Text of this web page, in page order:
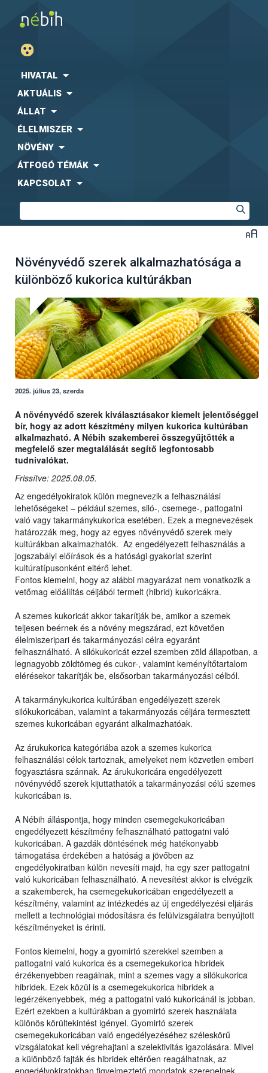
HIVATAL
AKTUÁLIS
ÁLLAT
ÉLELMISZER
NÖVÉNY
ÁTFOGÓ TÉMÁK
KAPCSOLAT
Növényvédő szerek alkalmazhatósága a
különböző kukorica kultúrákban
2025. július 23, szerda
A növényvédő szerek kiválasztásakor kiemelt jelentőséggel
bír, hogy az adott készítmény milyen kukorica kultúrában
alkalmazható. A Nébih szakemberei összegyűjtötték a
megfelelő szer megtalálását segítő legfontosabb
tudnivalókat.
Frissítve: 2025.08.05.
Az engedélyokiratok külön megnevezik a felhasználási
lehetőségeket – például szemes, siló-, csemege-, pattogatni
való vagy takarmánykukorica esetében. Ezek a megnevezések
határozzák meg, hogy az egyes növényvédő szerek mely
kultúrákban alkalmazhatók. Az engedélyezett felhasználás a
jogszabályi előírások és a hatósági gyakorlat szerint
kultúratípusonként eltérő lehet.
Fontos kiemelni, hogy az alábbi magyarázat nem vonatkozik a
vetőmag előállítás céljából termelt (hibrid) kukoricákra.
A szemes kukoricát akkor takarítják be, amikor a szemek
teljesen beérnek és a növény megszárad, ezt követően
élelmiszeripari és takarmányozási célra egyaránt
felhasználható. A silókukoricát ezzel szemben zöld állapotban, a
legnagyobb zöldtömeg és cukor-, valamint keményítőtartalom
elérésekor takarítják be, elsősorban takarmányozási célból.
A takarmánykukorica kultúrában engedélyezett szerek
silókukoricában, valamint a takarmányozás céljára termesztett
szemes kukoricában egyaránt alkalmazhatóak.
Az árukukorica kategóriába azok a szemes kukorica
felhasználási célok tartoznak, amelyeket nem közvetlen emberi
fogyasztásra szánnak. Az árukukoricára engedélyezett
növényvédő szerek kijuttathatók a takarmányozási célú szemes
kukoricában is.
A Nébih álláspontja, hogy minden csemegekukoricában
engedélyezett készítmény felhasználható pattogatni való
kukoricában. A gazdák döntésének még hatékonyabb
támogatása érdekében a hatóság a jövőben az
engedélyokiratban külön nevesíti majd, ha egy szer pattogatni
való kukoricában felhasználható. A nevesítést akkor is elvégzik
a szakemberek, ha csemegekukoricában engedélyezett a
készítmény, valamint az intézkedés az új engedélyezési eljárás
mellett a technológiai módosításra és felülvizsgálatra benyújtott
készítményeket is érinti.
Fontos kiemelni, hogy a gyomirtó szerekkel szemben a
pattogatni való kukorica és a csemegekukorica hibridek
érzékenyebben reagálnak, mint a szemes vagy a silókukorica
hibridek. Ezek közül is a csemegekukorica hibridek a
legérzékenyebbek, még a pattogatni való kukoricánál is jobban.
Ezért ezekben a kultúrákban a gyomirtó szerek használata
különös körültekintést igényel. Gyomirtó szerek
csemegekukoricában való engedélyezéséhez széleskörű
vizsgálatokat kell végrehajtani a szelektivitás igazolására. Mivel
a különböző fajták és hibridek eltérően reagálhatnak, az